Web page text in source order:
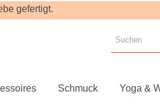
gefertigt.
Schmuck Yoga &